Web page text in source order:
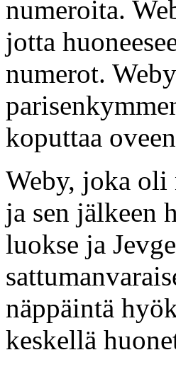
numeroita.
jotta
numerot.
koputtaa
Weby, joka oli
ja sen jälkeen
luokse ja
näppäintä
keskellä